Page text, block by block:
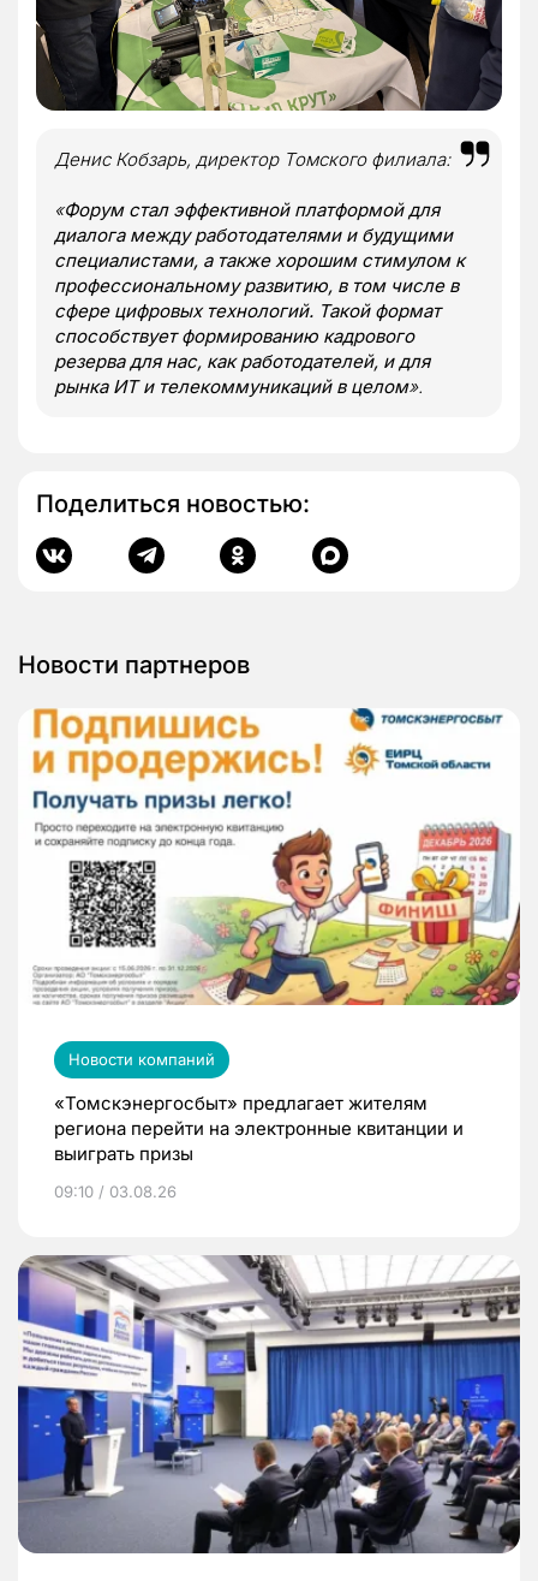
Денис Кобзарь, директор Томского филиала:
«Форум стал эффективной платформой для
диалога между работодателями и будущими
специалистами, а также хорошим стимулом к
профессиональному развитию, в том числе в
сфере цифровых технологий. Такой формат
способствует формированию кадрового
резерва для нас, как работодателей, и для
рынка ИТ и телекоммуникаций в целом».
Поделиться новостью:
Новости партнеров
Новости компаний
«Томскэнергосбыт» предлагает жителям
региона перейти на электронные квитанции и
выиграть призы
09:10 / 03.08.26